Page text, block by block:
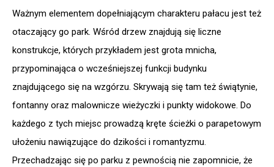
Ważnym elementem dopełniającym charakteru pałacu jest też
otaczający go park. Wśród drzew znajdują się liczne
konstrukcje, których przykładem jest grota mnicha,
przypominająca o wcześniejszej funkcji budynku
znajdującego się na wzgórzu. Skrywają się tam też świątynie,
fontanny oraz malownicze wieżyczki i punkty widokowe. Do
każdego z tych miejsc prowadzą kręte ścieżki o parapetowym
ułożeniu nawiązujące do dzikości i romantyzmu.
Przechadzając się po parku z pewnością nie zapomnicie, że